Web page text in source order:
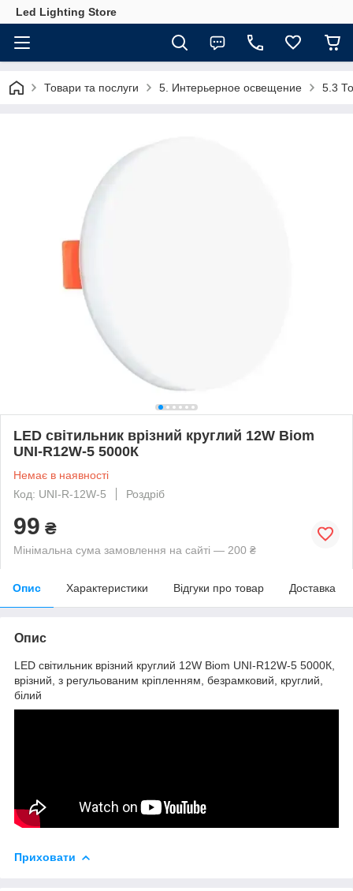
Led Lighting Store
Товари та послуги 5. Интерьерное освещение 5.3
LED світильник врізний круглий 12W Biom
UNI-R12W-5 5000К
Немає в наявності
Код: UNI-R-12W-5
Роздріб
99 ₴
Мінімальна сума замовлення на сайті — 200 ₴
Опис Характеристики Відгуки про товар Доставка
Опис
LED світильник врізний круглий 12W Biom UNI-R12W-5 5000К,
врізний, з регульованим кріпленням, безрамковий, круглий,
білий
Приховати